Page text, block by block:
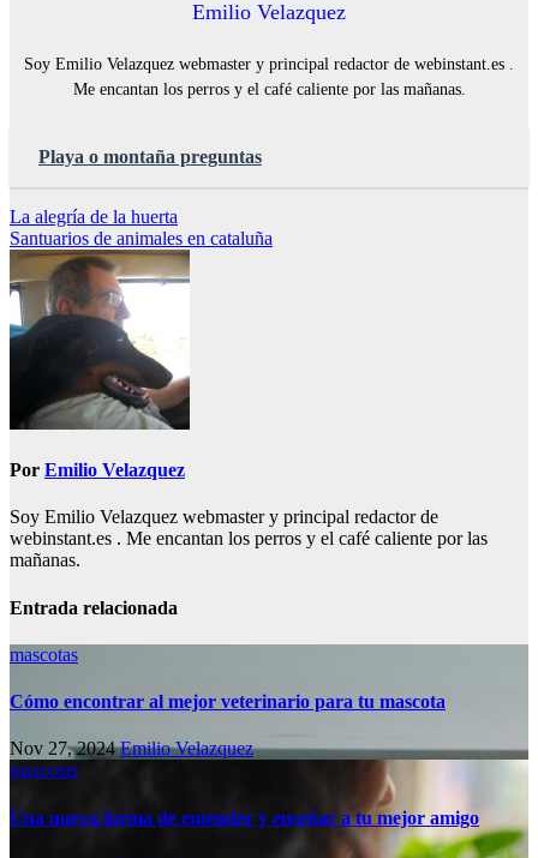
Emilio Velazquez
Soy Emilio Velazquez webmaster y principal redactor de webinstant.es .
Me encantan los perros y el café caliente por las mañanas.
Playa o montaña preguntas
Navegación
de
entradas
La alegría de la huerta
Santuarios de animales en cataluña
Por Emilio Velazquez
Soy Emilio Velazquez webmaster y principal redactor de
webinstant.es . Me encantan los perros y el café caliente por las
mañanas.
Entrada relacionada
mascotas
Cómo encontrar al mejor veterinario para tu mascota
Nov 27, 2024Emilio Velazquez
mascotas
Una nueva forma de entender y enseñar a tu mejor amigo